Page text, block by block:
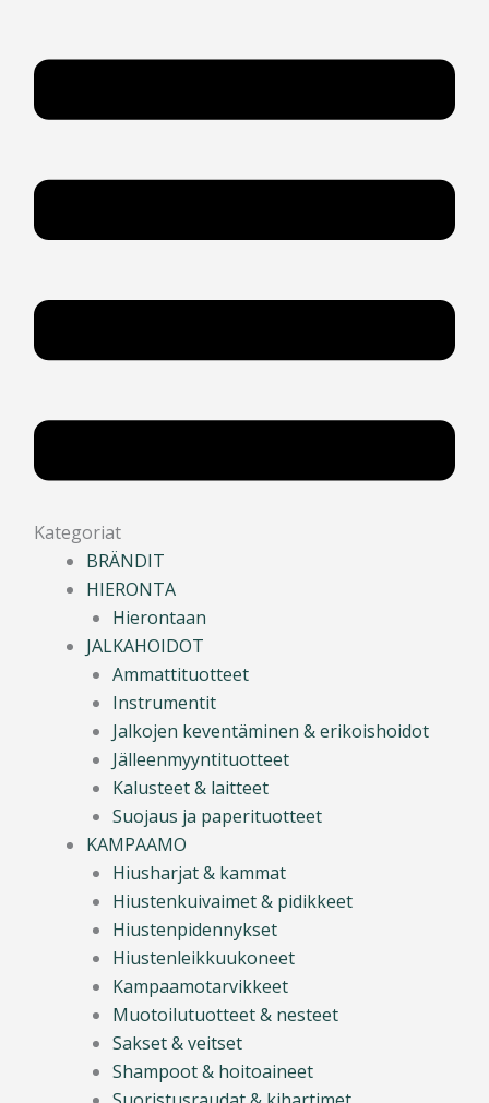
Kategoriat
BRÄNDIT
HIERONTA
Hierontaan
JALKAHOIDOT
Ammattituotteet
Instrumentit
Jalkojen keventäminen & erikoishoidot
Jälleenmyyntituotteet
Kalusteet & laitteet
Suojaus ja paperituotteet
KAMPAAMO
Hiusharjat & kammat
Hiustenkuivaimet & pidikkeet
Hiustenpidennykset
Hiustenleikkuukoneet
Kampaamotarvikkeet
Muotoilutuotteet & nesteet
Sakset & veitset
Shampoot & hoitoaineet